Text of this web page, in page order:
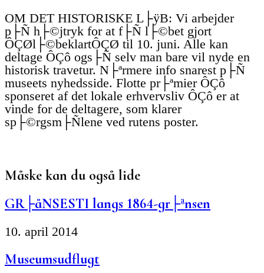
OM DET HISTORISKE L├ÿB: Vi arbejder
p├Ñ h├©jtryk for at f├Ñ l├©bet gjort
ÔÇØl├©beklartÔÇØ til 10. juni. Alle kan
deltage ÔÇô ogs├Ñ selv man bare vil nyde en
historisk travetur. N├ªrmere info snarest p├Ñ
museets nyhedsside. Flotte pr├ªmier ÔÇô
sponseret af det lokale erhvervsliv ÔÇô er at
vinde for de deltagere, som klarer
sp├©rgsm├Ñlene ved rutens poster.
Måske kan du også lide
GR├åNSESTI langs 1864-gr├ªnsen
10. april 2014
Museumsudflugt